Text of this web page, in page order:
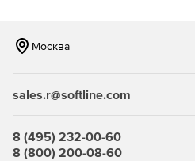
Москва
sales.r@softline.com
8 (495) 232-00-60
8 (800) 200-08-60